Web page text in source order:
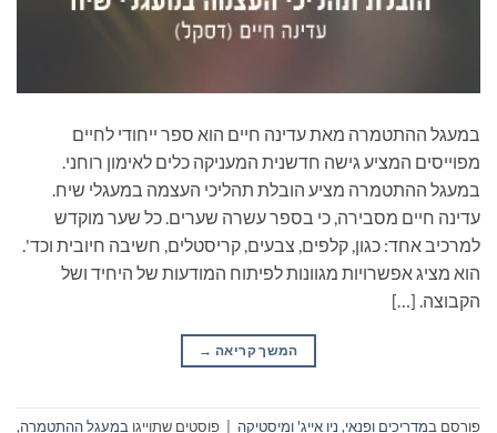
במעגל ההתטמרה מאת עדינה חיים הוא ספר ייחודי לחיים
מפוייסים המציע גישה חדשנית המעניקה כלים לאימון רוחני.
במעגל ההתטמרה מציע הובלת תהליכי העצמה במעגלי שיח.
עדינה חיים מסבירה, כי בספר עשרה שערים. כל שער מוקדש
למרכיב אחד: כגון, קלפים, צבעים, קריסטלים, חשיבה חיובית וכד'.
הוא מציג אפשרויות מגוונות לפיתוח המודעות של היחיד ושל
הקבוצה. […]
המשך קריאה →
פורסם במדריכים ופנאי, ניו אייג' ומיסטיקה פוסטים שתוייגו במעגל ההתטמרה,